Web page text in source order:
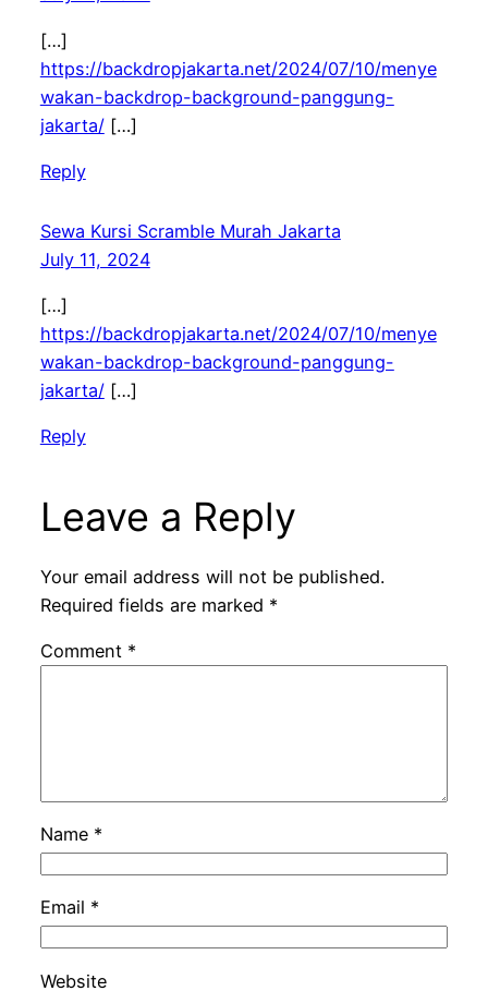
[…]
https://backdropjakarta.net/2024/07/10/menye
wakan-backdrop-background-panggung-
jakarta/[…]
Reply
Sewa Kursi Scramble Murah Jakarta
July 11, 2024
[…]
https://backdropjakarta.net/2024/07/10/menye
wakan-backdrop-background-panggung-
jakarta/[…]
Reply
Leave a Reply
Your email address will not be published.
Required fields are marked *
Comment *
Name *
Email *
Website